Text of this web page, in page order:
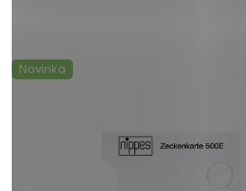
Novinka